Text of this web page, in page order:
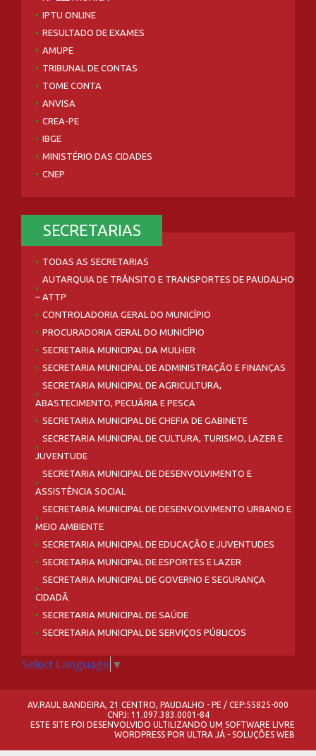
IPTU ONLINE
RESULTADO DE EXAMES
AMUPE
TRIBUNAL DE CONTAS
TOME CONTA
ANVISA
CREA-PE
IBGE
MINISTÉRIO DAS CIDADES
CNEP
SECRETARIAS
TODAS AS SECRETARIAS
AUTARQUIA DE TRÂNSITO E TRANSPORTES DE PAUDALHO
– ATTP
CONTROLADORIA GERAL DO MUNICÍPIO
PROCURADORIA GERAL DO MUNICÍPIO
SECRETARIA MUNICIPAL DA MULHER
SECRETARIA MUNICIPAL DE ADMINISTRAÇÃO E FINANÇAS
SECRETARIA MUNICIPAL DE AGRICULTURA,
ABASTECIMENTO, PECUÁRIA E PESCA
SECRETARIA MUNICIPAL DE CHEFIA DE GABINETE
SECRETARIA MUNICIPAL DE CULTURA, TURISMO, LAZER E
JUVENTUDE
SECRETARIA MUNICIPAL DE DESENVOLVIMENTO E
ASSISTÊNCIA SOCIAL
SECRETARIA MUNICIPAL DE DESENVOLVIMENTO URBANO E
MEIO AMBIENTE
SECRETARIA MUNICIPAL DE EDUCAÇÃO E JUVENTUDES
SECRETARIA MUNICIPAL DE ESPORTES E LAZER
SECRETARIA MUNICIPAL DE GOVERNO E SEGURANÇA
CIDADÃ
SECRETARIA MUNICIPAL DE SAÚDE
SECRETARIA MUNICIPAL DE SERVIÇOS PÚBLICOS
Select Language ▼
AV.RAUL BANDEIRA, 21 CENTRO, PAUDALHO - PE / CEP:55825-000
CNPJ: 11.097.383.0001-84
ESTE SITE FOI DESENVOLVIDO ULTILIZANDO UM SOFTWARE LIVRE
WORDPRESS POR ULTRA JÁ - SOLUÇÕES WEB